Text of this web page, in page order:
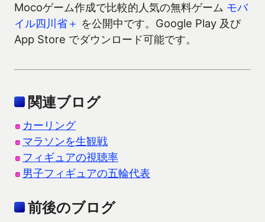
Mocoゲーム作成で比較的人気の無料ゲーム モバ
イル四川省＋ を公開中です。Google Play 及び
App Store でダウンロード可能です。
関連ブログ
カーリング
マラソンを生観戦
フィギュアの視聴率
男子フィギュアの五輪代表
前後のブログ